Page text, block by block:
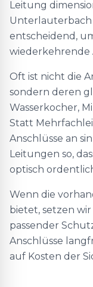
Leitung
Unterlauterbach
entscheidend,
wiederkehrende
Oft ist nicht die
sondern deren
Wasserkocher,
Statt
Anschlüsse an
Leitungen so,
optisch
Wenn die
bietet, setzen
passender
Anschlüsse
auf Kosten der